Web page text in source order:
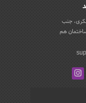
جنب
ساختمان هم